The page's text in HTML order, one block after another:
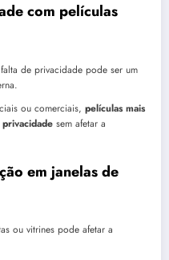
com películas
de privacidade pode ser um
ou comerciais, películas mais
privacidade sem afetar a
em janelas de
ou vitrines pode afetar a